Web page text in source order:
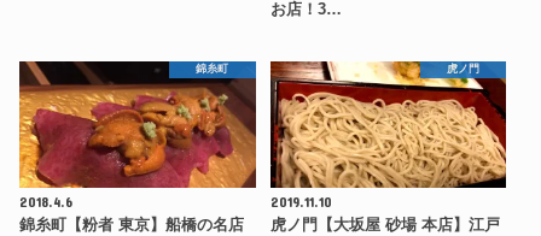
お店！3…
錦糸町
2018.4.6
錦糸町【粉者 東京】船橋の名店
虎ノ門
2019.11.10
虎ノ門【大坂屋 砂場 本店】江戸